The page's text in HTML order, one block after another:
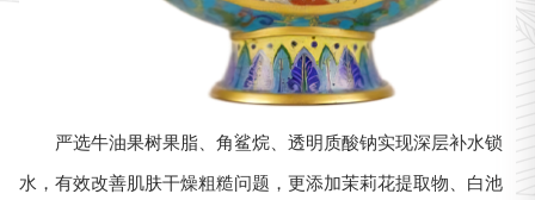
严选牛油果树果脂、角鲨烷、透明质酸钠实现深层补水锁
水，有效改善肌肤干燥粗糙问题，更添加茉莉花提取物、白池